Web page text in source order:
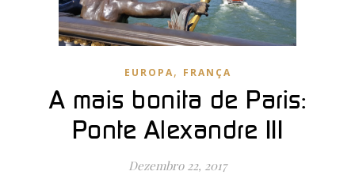
EUROPA, FRANÇA
A mais bonita de Paris:
Ponte Alexandre III
Dezembro 22, 2017